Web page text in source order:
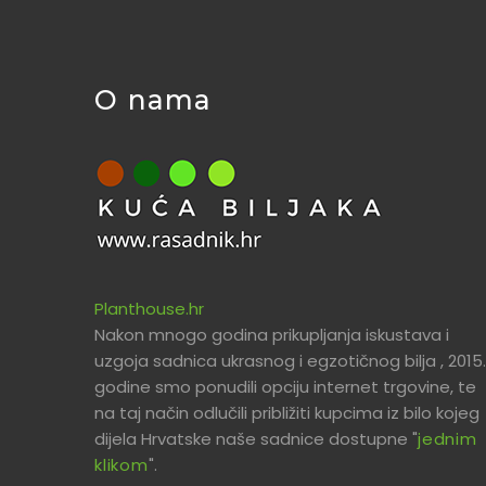
O nama
Planthouse.hr
Nakon mnogo godina prikupljanja iskustava i
uzgoja sadnica ukrasnog i egzotičnog bilja , 2015.
godine smo ponudili opciju internet trgovine, te
na taj način odlučili približiti kupcima iz bilo kojeg
dijela Hrvatske naše sadnice dostupne "jednim
klikom".